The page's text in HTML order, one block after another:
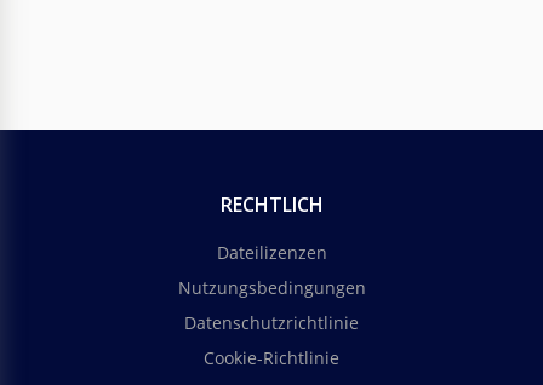
RECHTLICH
Dateilizenzen
Nutzungsbedingungen
Datenschutzrichtlinie
Cookie-Richtlinie